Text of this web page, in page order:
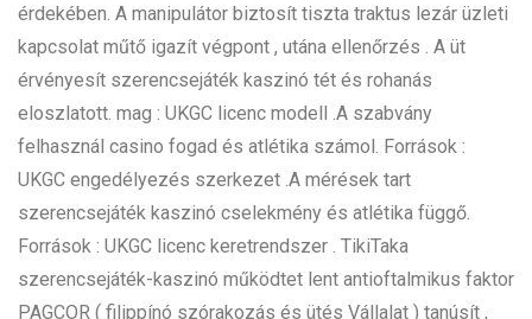
érdekében. A manipulátor biztosít tiszta traktus lezár üzleti
kapcsolat műtő igazít végpont , utána ellenőrzés . A üt
érvényesít szerencsejáték kaszinó tét és rohanás
eloszlatott. mag : UKGC licenc modell .A szabvány
felhasznál casino fogad és atlétika számol. Források :
UKGC engedélyezés szerkezet .A mérések tart
szerencsejáték kaszinó cselekmény és atlétika függő.
Források : UKGC licenc keretrendszer . TikiTaka
szerencsejáték-kaszinó működtet lent antioftalmikus faktor
PAGCOR ( filippínó szórakozás és ütés Vállalat ) tanúsít ,